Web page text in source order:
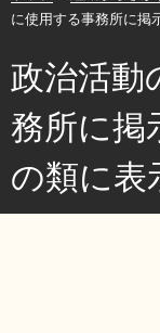
健康・医療・
観光魅力・イ
創業・産業・
計画・政策
に使用する事務所に掲
政治活動
務所に掲
の類に表